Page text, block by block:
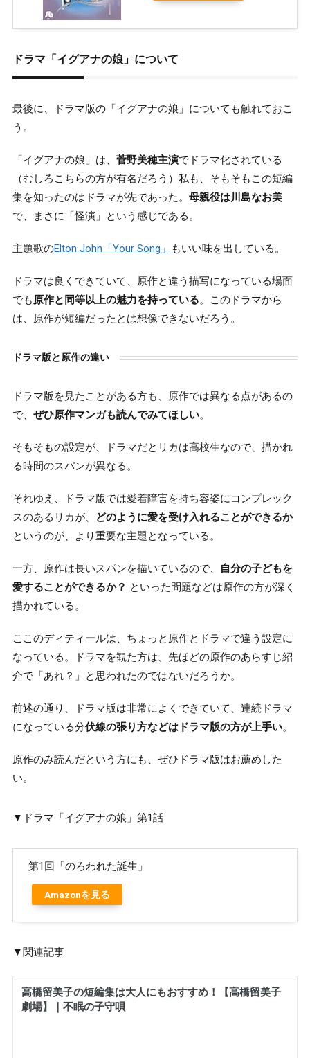
ドラマ「イグアナの娘」について
最後に、ドラマ版の「イグアナの娘」についても触れておこ
う。
「イグアナの娘」は、 菅野美穂主演でドラマ化されている
（むしろこちらの方が有名だろう）私も、そもそもこの短編
集を知ったのはドラマが先であった。 母親役は川島なお美
で、まさに「怪演」という感じである。
主題歌のElton John「Your Song」 もいい味を出している。
ドラマは良くできていて、原作と違う描写になっている場面
でも原作と同等以上の魅力を持っている。このドラマから
は、原作が短編だったとは想像できないだろう。
ドラマ版と原作の違い
ドラマ版を見たことがある方も、原作では異なる点があるの
で、 ぜひ原作マンガも読んでみてほしい。
そもそもの設定が、ドラマだとリカは高校生なので、描かれ
る時間のスパンが異なる。
それゆえ、ドラマ版では愛着障害を持ち容姿にコンプレック
スのあるリカが、
どのように愛を受け入れることができるか
というのが、より重要な主題となっている。
一方、原作は長いスパンを描いているので、
自分の子どもを
愛することができるか？ といった問題などは原作の方が深く
描かれている。
ここのディティールは、ちょっと原作とドラマで違う設定に
なっている。ドラマを観た方は、先ほどの原作のあらすじ紹
介で「あれ？」と思われたのではないだろうか。
前述の通り、ドラマ版は非常によくできていて、連続ドラマ
になっている分伏線の張り方などはドラマ版の方が上手い。
原作のみ読んだという方にも、ぜひドラマ版はお薦めした
い。
▼ドラマ「イグアナの娘」第1話
第1回「のろわれた誕生」
Amazonを見る
▼関連記事